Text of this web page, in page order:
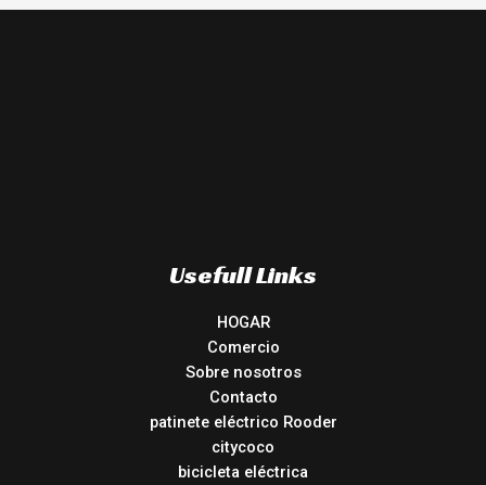
Usefull Links
HOGAR
Comercio
Sobre nosotros
Contacto
patinete eléctrico Rooder
citycoco
bicicleta eléctrica